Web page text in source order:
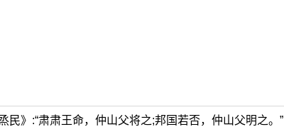
》:“肃肃王命，仲山父将之;邦国若否，仲山父明之。”